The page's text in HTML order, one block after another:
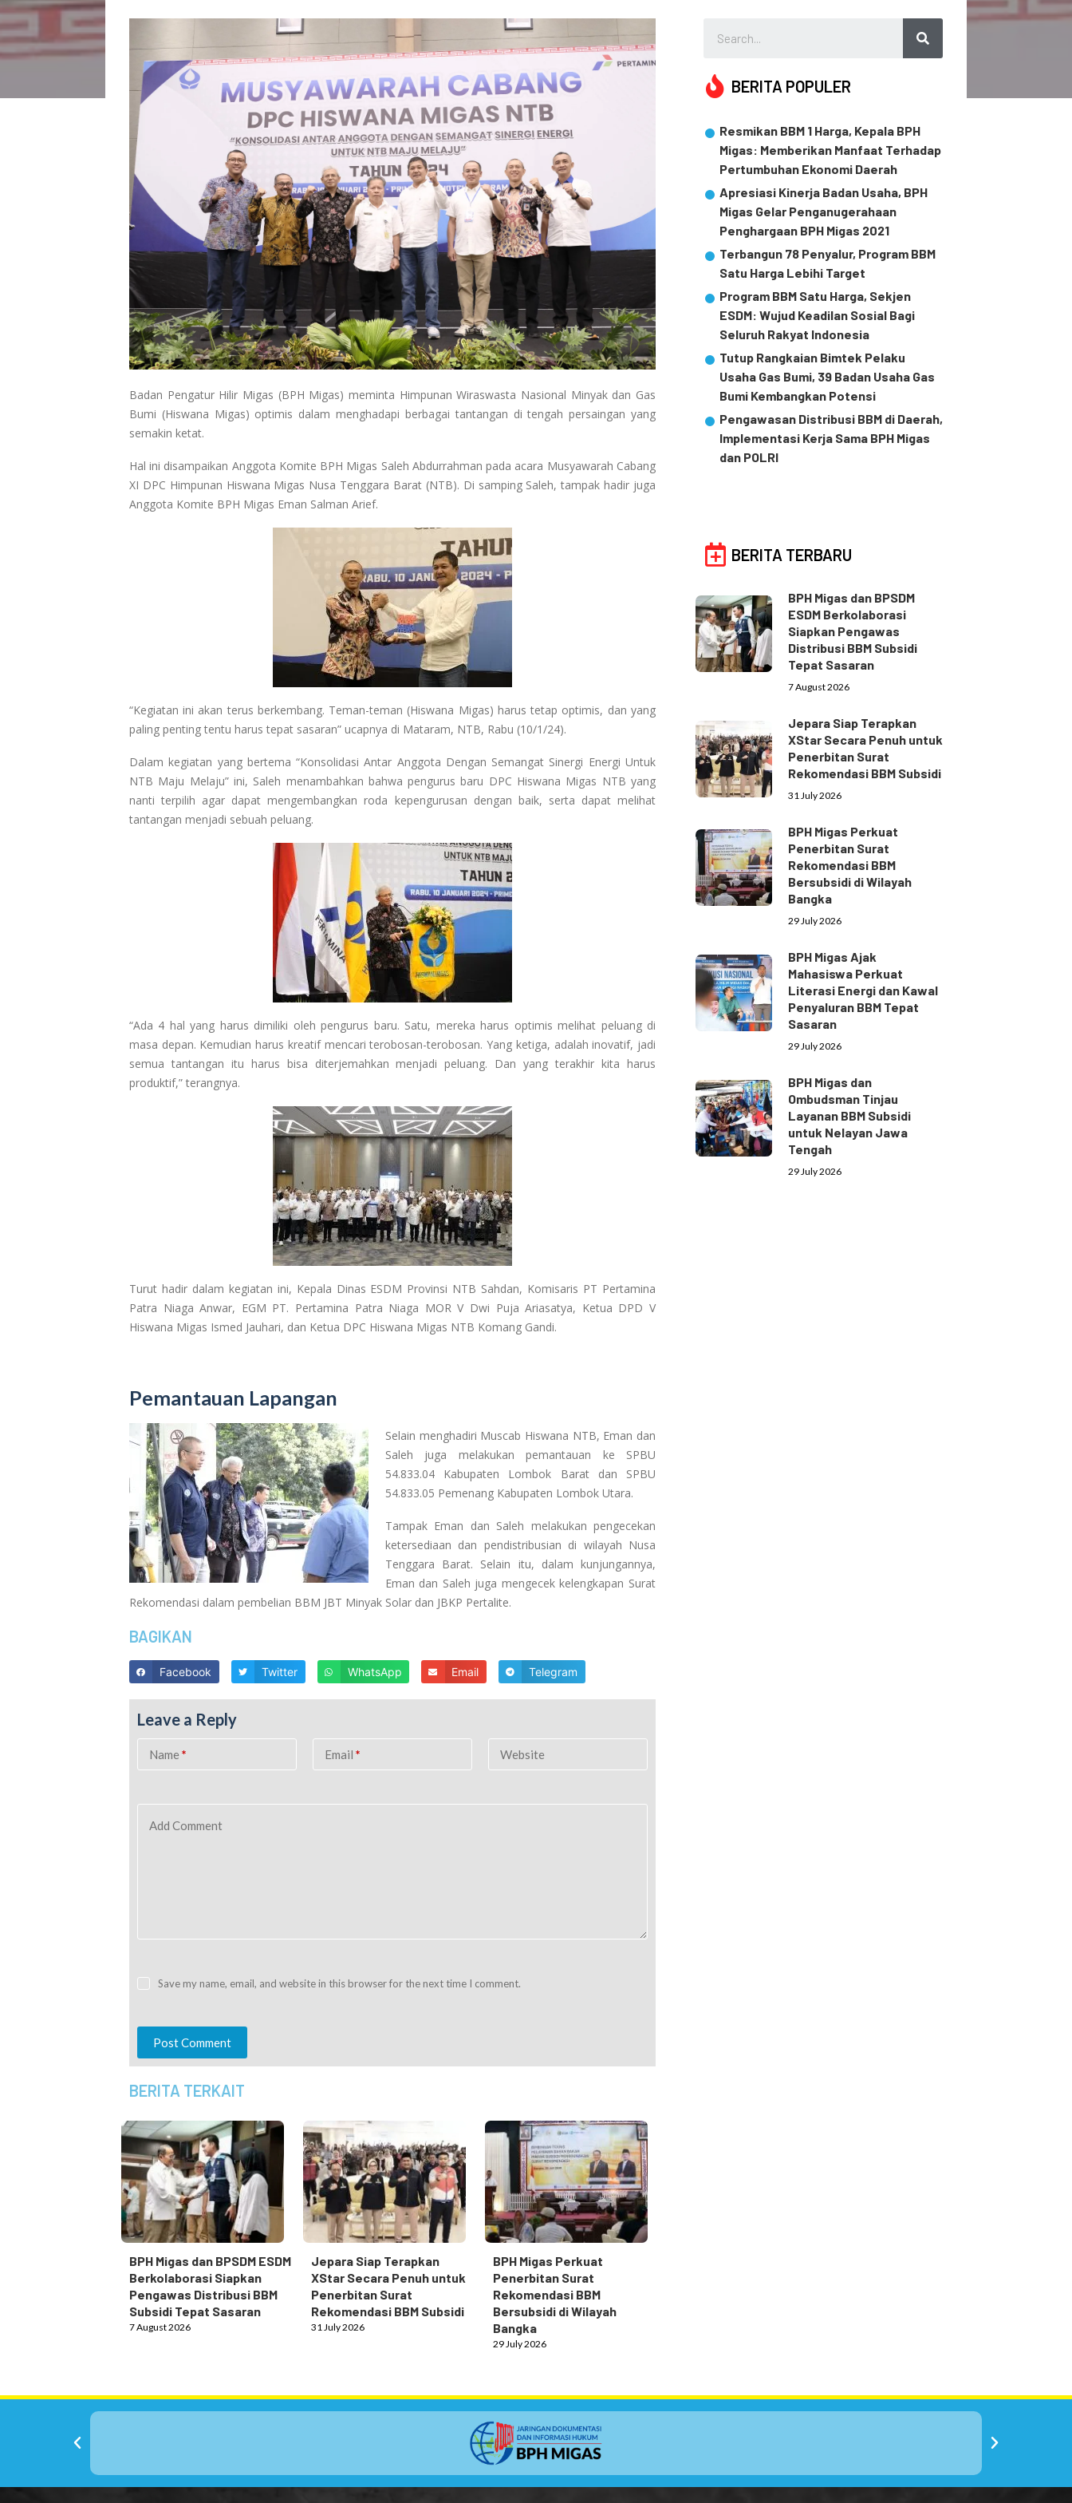
Badan Pengatur Hilir Migas (BPH Migas) meminta Himpunan Wiraswasta Nasional Minyak dan Gas
Bumi (Hiswana Migas) optimis dalam menghadapi berbagai tantangan di tengah persaingan yang
semakin ketat.
Hal ini disampaikan Anggota Komite BPH Migas Saleh Abdurrahman pada acara Musyawarah Cabang
XI DPC Himpunan Hiswana Migas Nusa Tenggara Barat (NTB). Di samping Saleh, tampak hadir juga
Anggota Komite BPH Migas Eman Salman Arief.
“Kegiatan ini akan terus berkembang. Teman-teman (Hiswana Migas) harus tetap optimis, dan yang
paling penting tentu harus tepat sasaran” ucapnya di Mataram, NTB, Rabu (10/1/24).
Dalam kegiatan yang bertema “Konsolidasi Antar Anggota Dengan Semangat Sinergi Energi Untuk
NTB Maju Melaju” ini, Saleh menambahkan bahwa pengurus baru DPC Hiswana Migas NTB yang
nanti terpilih agar dapat mengembangkan roda kepengurusan dengan baik, serta dapat melihat
tantangan menjadi sebuah peluang.
“Ada 4 hal yang harus dimiliki oleh pengurus baru. Satu, mereka harus optimis melihat peluang di
masa depan. Kemudian harus kreatif mencari terobosan-terobosan. Yang ketiga, adalah inovatif, jadi
semua tantangan itu harus bisa diterjemahkan menjadi peluang. Dan yang terakhir kita harus
produktif,” terangnya.
Turut hadir dalam kegiatan ini, Kepala Dinas ESDM Provinsi NTB Sahdan, Komisaris PT Pertamina
Patra Niaga Anwar, EGM PT. Pertamina Patra Niaga MOR V Dwi Puja Ariasatya, Ketua DPD V
Hiswana Migas Ismed Jauhari, dan Ketua DPC Hiswana Migas NTB Komang Gandi.
Pemantauan Lapangan
Selain menghadiri Muscab Hiswana NTB, Eman dan
Saleh juga melakukan pemantauan ke SPBU
54.833.04 Kabupaten Lombok Barat dan SPBU
54.833.05 Pemenang Kabupaten Lombok Utara.
Tampak Eman dan Saleh melakukan pengecekan
ketersediaan dan pendistribusian di wilayah Nusa
Tenggara Barat. Selain itu, dalam kunjungannya,
Eman dan Saleh juga mengecek kelengkapan Surat
Rekomendasi dalam pembelian BBM JBT Minyak Solar dan JBKP Pertalite.
BAGIKAN
Facebook Twitter WhatsApp Email Telegram
Leave a Reply
Name * Email * Website
Add Comment
Save my name, email, and website in this browser for the next time I comment.
Post Comment
BERITA TERKAIT
BPH Migas dan BPSDM ESDM
Berkolaborasi Siapkan
Pengawas Distribusi BBM
Subsidi Tepat Sasaran
7 August 2026
Jepara Siap Terapkan
XStar Secara Penuh untuk
Penerbitan Surat
Rekomendasi BBM Subsidi
31 July 2026
BPH Migas Perkuat
Penerbitan Surat
Rekomendasi BBM
Bersubsidi di Wilayah
Bangka
29 July 2026
BERITA POPULER
Resmikan BBM 1 Harga, Kepala BPH
Migas: Memberikan Manfaat Terhadap
Pertumbuhan Ekonomi Daerah
Apresiasi Kinerja Badan Usaha, BPH
Migas Gelar Penganugerahaan
Penghargaan BPH Migas 2021
Terbangun 78 Penyalur, Program BBM
Satu Harga Lebihi Target
Program BBM Satu Harga, Sekjen
ESDM: Wujud Keadilan Sosial Bagi
Seluruh Rakyat Indonesia
Tutup Rangkaian Bimtek Pelaku
Usaha Gas Bumi, 39 Badan Usaha Gas
Bumi Kembangkan Potensi
Pengawasan Distribusi BBM di Daerah,
Implementasi Kerja Sama BPH Migas
dan POLRI
BERITA TERBARU
BPH Migas dan BPSDM
ESDM Berkolaborasi
Siapkan Pengawas
Distribusi BBM Subsidi
Tepat Sasaran
7 August 2026
Jepara Siap Terapkan
XStar Secara Penuh untuk
Penerbitan Surat
Rekomendasi BBM Subsidi
31 July 2026
BPH Migas Perkuat
Penerbitan Surat
Rekomendasi BBM
Bersubsidi di Wilayah
Bangka
29 July 2026
BPH Migas Ajak
Mahasiswa Perkuat
Literasi Energi dan Kawal
Penyaluran BBM Tepat
Sasaran
29 July 2026
BPH Migas dan
Ombudsman Tinjau
Layanan BBM Subsidi
untuk Nelayan Jawa
Tengah
29 July 2026